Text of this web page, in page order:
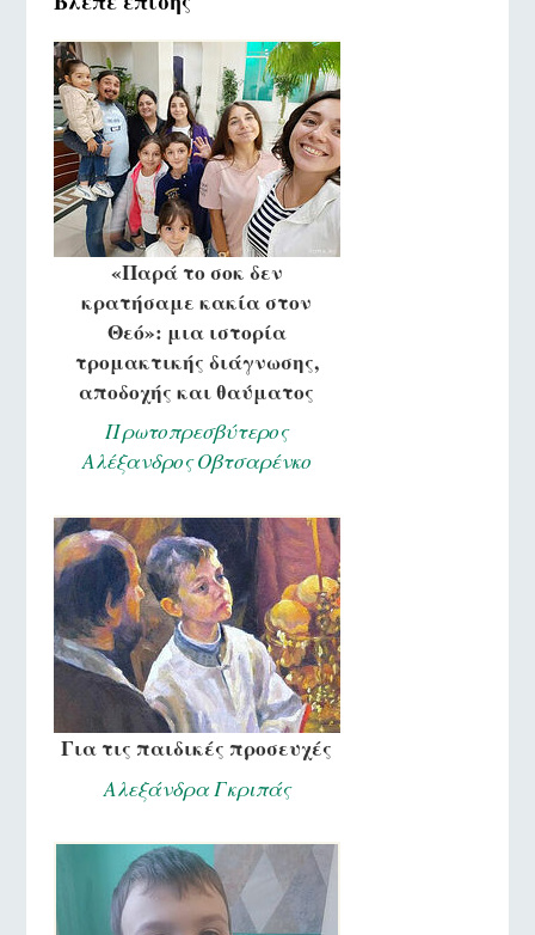
«Παρά το σοκ δεν
κρατήσαμε κακία στον
Θεό»: μια ιστορία
τρομακτικής διάγνωσης,
αποδοχής και θαύματος
Πρωτοπρεσβύτερος
Αλέξανδρος Οβτσαρένκο
Για τις παιδικές προσευχές
Αλεξάνδρα Γκριπάς